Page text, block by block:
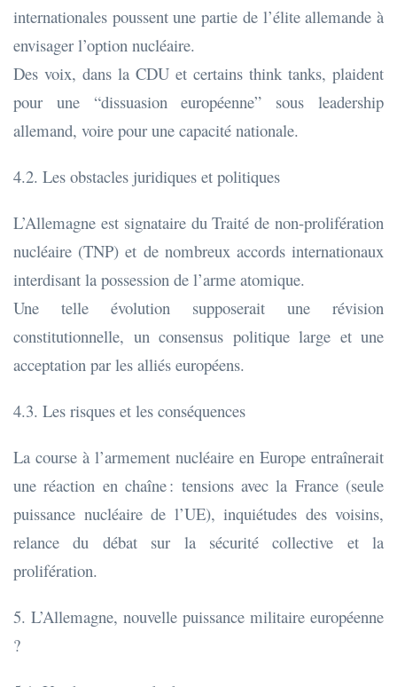
internationales poussent une partie de l’élite allemande à
envisager l’option nucléaire.
Des voix, dans la CDU et certains think tanks, plaident
pour une “dissuasion européenne” sous leadership
allemand, voire pour une capacité nationale.
4.2. Les obstacles juridiques et politiques
L’Allemagne est signataire du Traité de non-prolifération
nucléaire (TNP) et de nombreux accords internationaux
interdisant la possession de l’arme atomique.
Une telle évolution supposerait une révision
constitutionnelle, un consensus politique large et une
acceptation par les alliés européens.
4.3. Les risques et les conséquences
La course à l’armement nucléaire en Europe entraînerait
une réaction en chaîne : tensions avec la France (seule
puissance nucléaire de l’UE), inquiétudes des voisins,
relance du débat sur la sécurité collective et la
prolifération.
5. L’Allemagne, nouvelle puissance militaire européenne
?